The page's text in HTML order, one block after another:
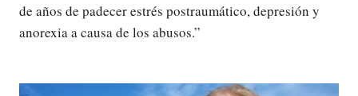
de años de padecer estrés postraumático, depresión y
anorexia a causa de los abusos.”